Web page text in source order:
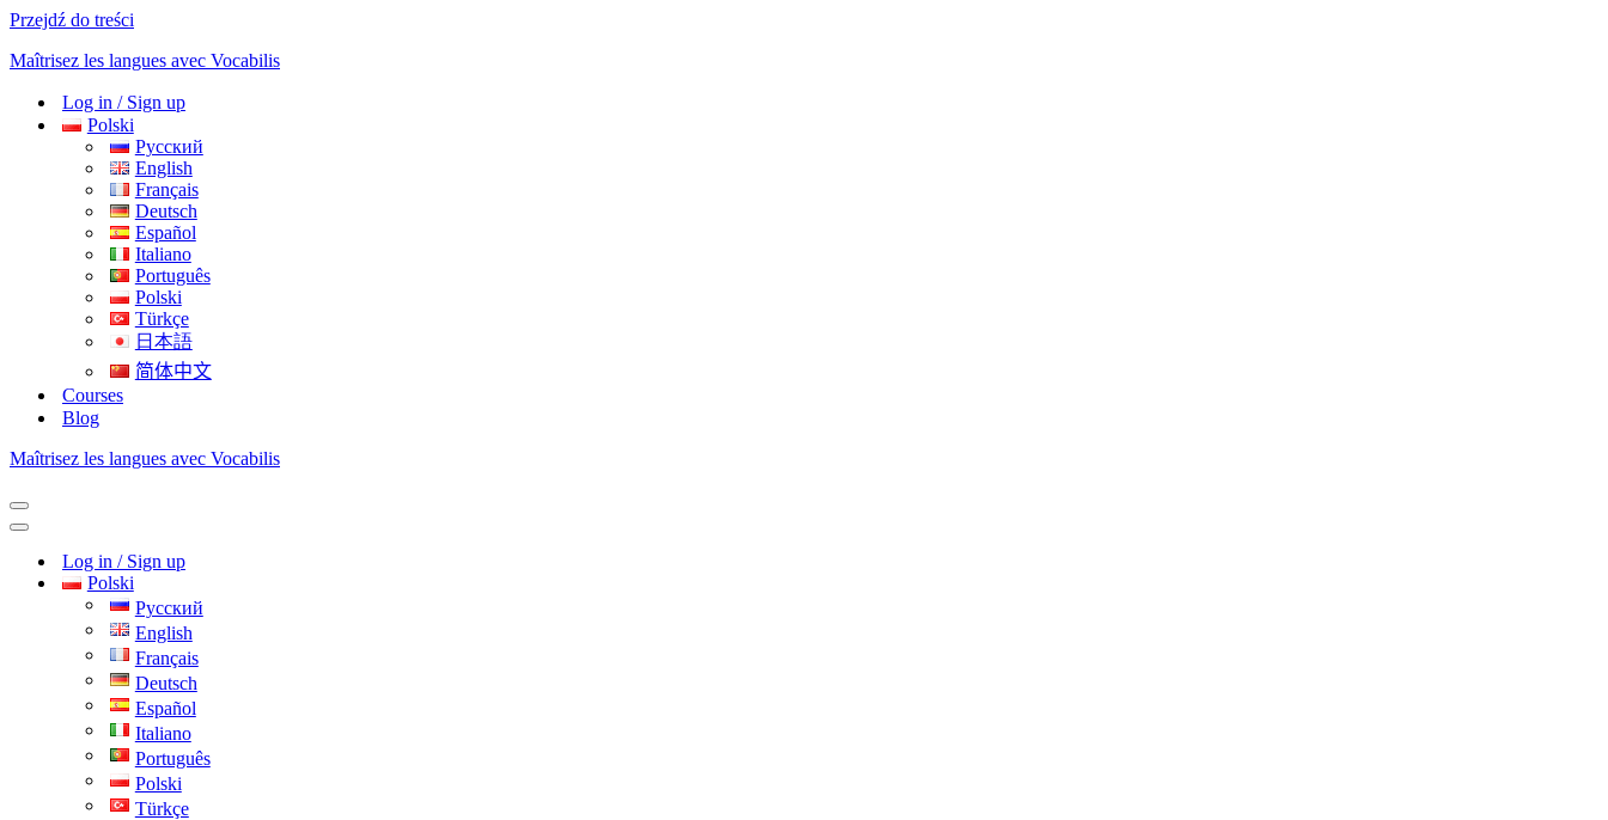
Przejdź do treści
Maîtrisez les langues avec Vocabilis
Log in / Sign up
Polski
Русский
English
Français
Deutsch
Español
Italiano
Português
Polski
Türkçe
日本語
简体中文
Courses
Blog
Maîtrisez les langues avec Vocabilis
Menu
nawigacji
Menu
nawigacjiLog in / Sign up
Polski
Русский
English
Français
Deutsch
Español
Italiano
Português
Polski
Türkçe